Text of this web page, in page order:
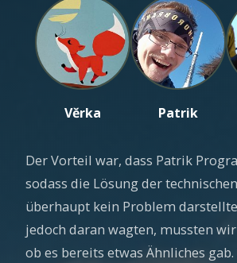
Věrka Patrik
Der Vorteil war, dass Patrik
sodass die Lösung der
überhaupt kein Problem
jedoch daran wagten, mussten
ob es bereits etwas Ähnliches